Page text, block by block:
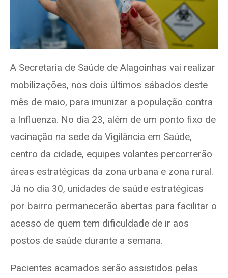
A Secretaria de Saúde de Alagoinhas vai realizar
mobilizações, nos dois últimos sábados deste
mês de maio, para imunizar a população contra
a Influenza. No dia 23, além de um ponto fixo de
vacinação na sede da Vigilância em Saúde,
centro da cidade, equipes volantes percorrerão
áreas estratégicas da zona urbana e zona rural.
Já no dia 30, unidades de saúde estratégicas
por bairro permanecerão abertas para facilitar o
acesso de quem tem dificuldade de ir aos
postos de saúde durante a semana.
Pacientes acamados serão assistidos pelas